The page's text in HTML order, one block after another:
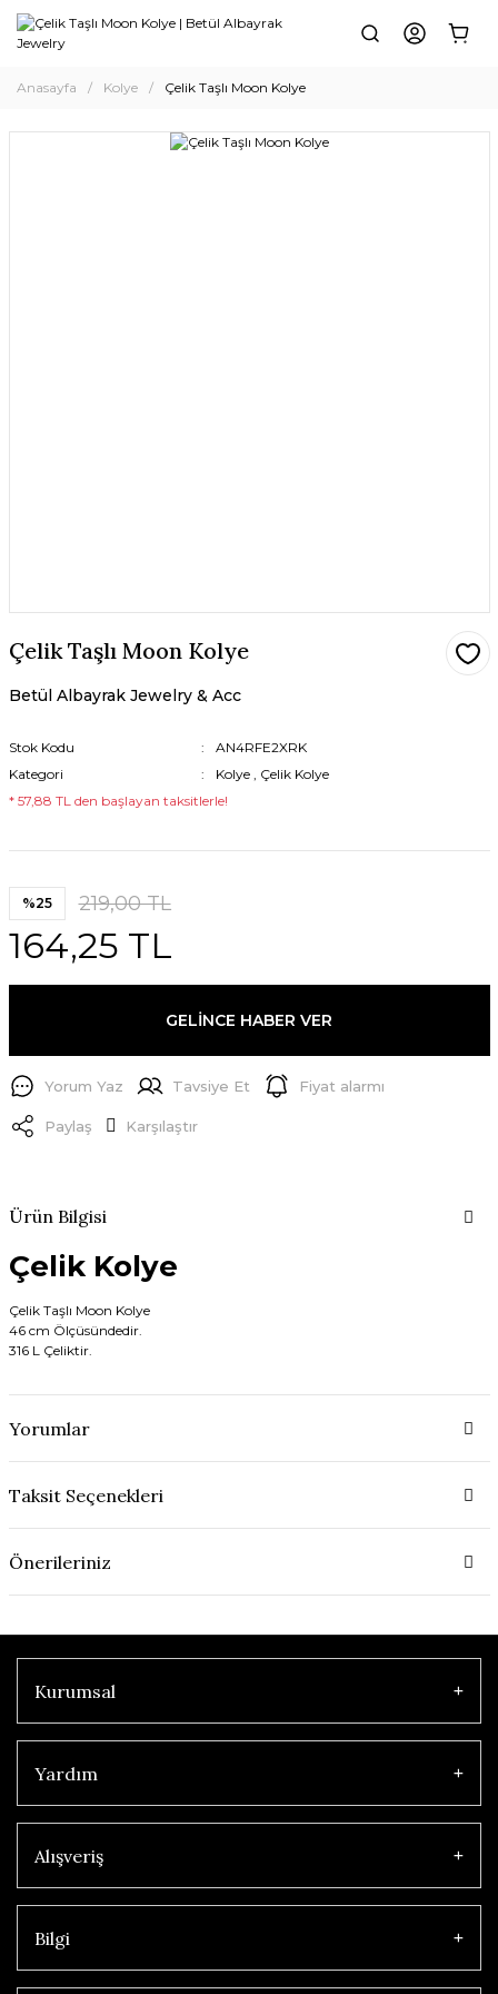
Anasayfa Kolye Çelik Taşlı Moon Kolye
Çelik Taşlı Moon Kolye
Betül Albayrak Jewelry & Acc
Stok Kodu
AN4RFE2XRK
Kategori
Kolye , Çelik Kolye
* 57,88 TL den başlayan taksitlerle!
%25 219,00 TL
164,25 TL
GELİNCE HABER VER
Yorum Yaz Tavsiye Et Fiyat alarmı
Paylaş Karşılaştır
Ürün Bilgisi
Çelik Kolye
Çelik Taşlı Moon Kolye
46 cm Ölçüsündedir.
316 L Çeliktir.
Yorumlar
Taksit Seçenekleri
Önerileriniz
Kurumsal
Yardım
Alışveriş
Bilgi